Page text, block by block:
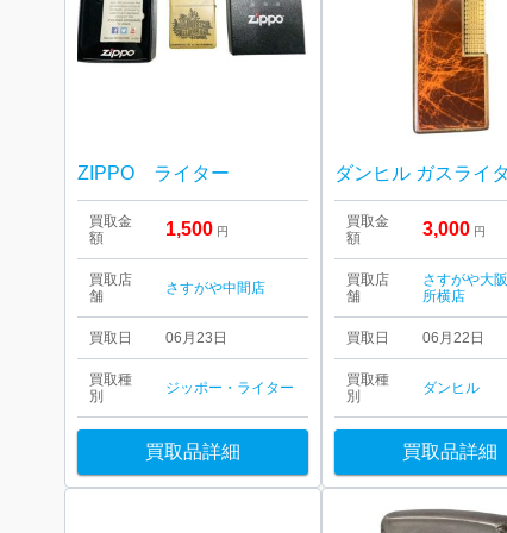
ZIPPO ライター
買取金
額
1,500 円
買取店
舗
さすがや中間店
買取日 06月23日
買取種
別
ジッポー・ライター
買取品詳細
買取金
額
3,000 円
買取店
舗
さすがや大
所横店
買取日 06月22日
買取種
別
ダンヒル
買取品詳細